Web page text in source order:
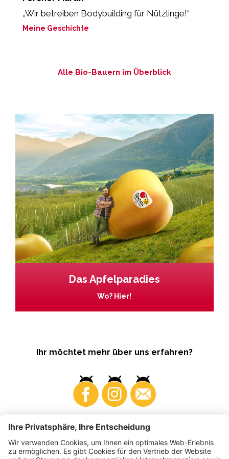
„Wir betreiben Bodybuilding für Nützlinge!“
Meine Geschichte
Alle Bio-Bauern im Überblick
Das Apfelparadies
Wo? Hier!
Ihr möchtet mehr über uns erfahren?
Business Produzenten